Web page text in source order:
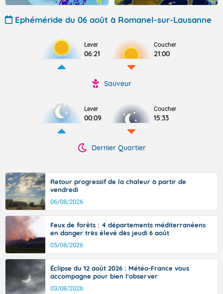
Ephéméride du 06 août à Romanel-sur-Lausanne
Lever
06:21
Coucher
21:00
Sauveur
Lever
00:09
Coucher
15:33
Dernier Quartier
Retour progressif de la chaleur à partir de
vendredi
06/08/2026
Feux de forêts : 4 départements méditerranéens
en danger très élevé dès jeudi 6 août
05/08/2026
Éclipse du 12 août 2026 : Météo-France vous
accompagne pour bien l'observer
03/08/2026